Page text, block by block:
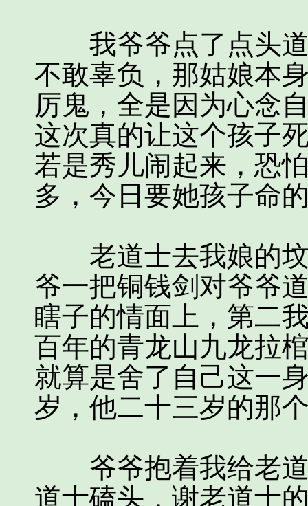
我爷爷点了点头道
不敢辜负，那姑娘本
厉鬼，全是因为心念
这次真的让这个孩子
若是秀儿闹起来，恐
多，今日要她孩子命
老道士去我娘的坟
爷一把铜钱剑对爷爷
瞎子的情面上，第二
百年的青龙山九龙拉
就算是舍了自己这一
岁，他二十三岁的那
爷爷抱着我给老道
道士磕头，谢老道士